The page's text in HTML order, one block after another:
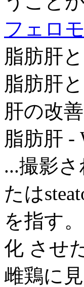
フェロ
脂肪肝
脂肪肝
肝の改
脂肪肝 -
...撮影
たは
を指す
化 させ
雌鶏に